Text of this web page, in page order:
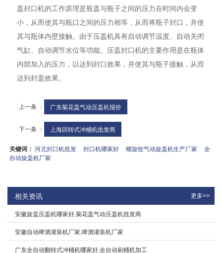
盖封口机的工作原理是瓶盖与瓶子之间的压力在时间内会变
小，从而使其与瓶口之间的压力相等，从而将瓶子封口，并使
其与瓶体内壁接触。由于压盖机具有自动调节温度、自动关闭
气缸、自动调节水位等功能。压盖封口机的主要作用是在瓶体
内部加入的压力，以达到封口效果，并使其与瓶子接触，从而
达到封盖效果。
上一条 ： 广东菊花盖气动压盖机报价
下一条 ： 上海回转式冲桶机批发商
关键词：河北封口机批发 封口机哪家好 螺旋纹气动旋盖机生产厂家
全
自动旋盖机厂家
相关资讯 更多>>
安徽旋盖压盖机哪家好,菊花盖气动压盖机批发商
安徽自动啤酒灌装机厂家,啤酒灌装机厂家
广东全自动翻转式冲桶机哪家好,全自动刷桶机加工